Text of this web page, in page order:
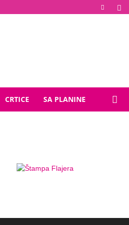
CRTICE SA PLANINE